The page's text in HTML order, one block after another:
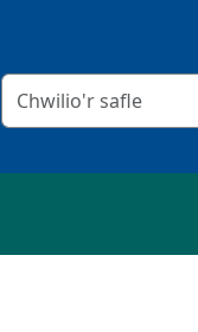
Meini prawf chwilio